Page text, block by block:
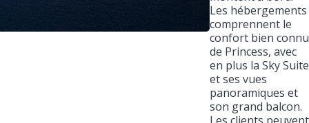
Les hébergements
comprennent le
confort bien connu
de Princess, avec
en plus la Sky Suite
et ses vues
panoramiques et
son grand balcon.